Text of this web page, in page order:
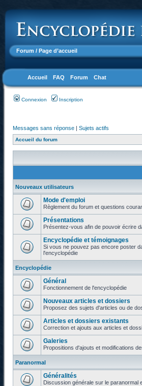
Forum / Page d’accueil
Accueil FAQ Forum Chat
Connexion Inscription
Messages sans réponse | Sujets actifs
Accueil du forum
Nouveaux utilisateurs
Mode d'emploi
Règlement du forum et questions
Présentations
Présentez-vous afin de pouvoir écrire
Encyclopédie et témoignages
Si vous ne pouvez pas encore poster
l'encyclopédie
Encyclopédie
Général
Fonctionnement de l'encyclopédie
Nouveaux articles et dossiers
Proposez des sujets d'articles ou de
Articles et dossiers existants
Correction et ajouts aux articles et
Galeries
Propositions d'ajouts et modifications
Paranormal
Généralités
Discussion générale sur le paranormal